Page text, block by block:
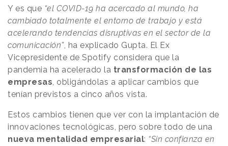
Y es que “el COVID-19 ha acercado al mundo, ha
cambiado totalmente el entorno de trabajo y está
acelerando tendencias disruptivas en el sector de la
comunicación”, ha explicado Gupta. El Ex
Vicepresidente de Spotify considera que la
pandemia ha acelerado la transformación de las
empresas, obligándolas a aplicar cambios que
tenían previstos a cinco años vista.
Estos cambios tienen que ver con la implantación de
innovaciones tecnológicas, pero sobre todo de una
nueva mentalidad empresarial: “Sin confianza en